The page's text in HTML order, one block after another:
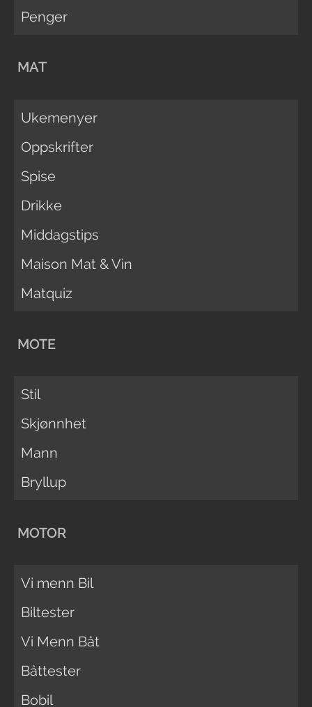
Penger
MAT
Ukemenyer
Oppskrifter
Spise
Drikke
Middagstips
Maison Mat & Vin
Matquiz
MOTE
Stil
Skjønnhet
Mann
Bryllup
MOTOR
Vi menn Bil
Biltester
Vi Menn Båt
Båttester
Bobil